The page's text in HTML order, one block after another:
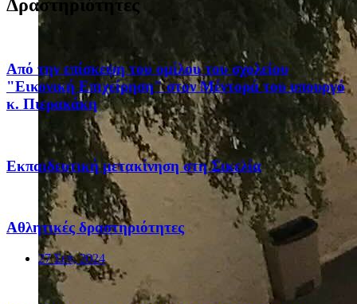
Δραστηριότητες
Από την επίσκεψη του ομίλου του σχολείου
"Εικονική Επιχείρηση" στον Μέντορά του υπουργό
κ. Πιερακάκη
Eκπαιδευτική μετακίνηση στη Σικελία
Αθλητικές δραστηριότητες
27 Σεπ, 2024